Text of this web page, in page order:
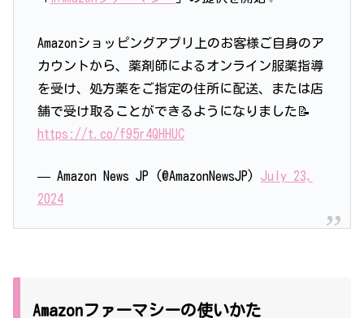
Amazonショッピングアプリ上のお客様ご自身のア
カウントから、薬剤師によるオンライン服薬指導
を受け、処方薬をご指定の住所に配送、または店
舗で受け取ることができるようになりました📝
https://t.co/f95r4QHHUC
— Amazon News JP (@AmazonNewsJP) July 23,
2024
Amazonファーマシーの使いかた